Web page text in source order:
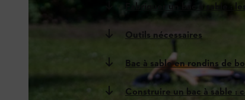
Fabriquer un bac à sable :
Outils nécessaires
Bac à sable en rondins de
Construire un bac à sable :